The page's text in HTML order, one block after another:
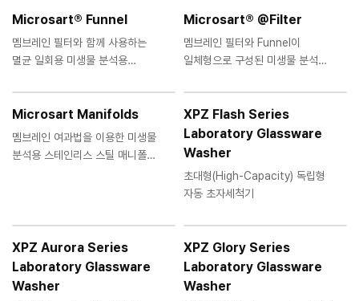
Microsart® Funnel
멤브레인 필터와 함께 사용하는
멸균 일회용 미생물 분석용
Microsart® @Filter
멤브레인 필터와 Funnel이
일체형으로 구성된 미생물 분석용
Microsart Manifolds
멤브레인 여과법을 이용한 미생물
분석용 스테인리스 스틸 매니폴드
XPZ Flash Series
Laboratory Glassware
Washer
초대형(High-Capacity) 독립형
자동 초자세척기
XPZ Aurora Series
Laboratory Glassware
Washer
XPZ Glory Series
Laboratory Glassware
Washer